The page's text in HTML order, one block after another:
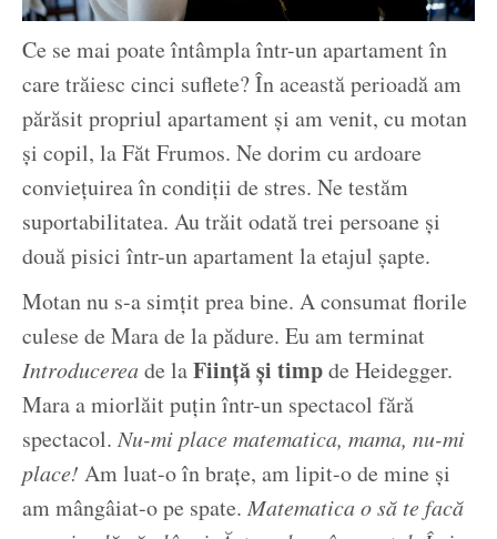
Ce se mai poate întâmpla într-un apartament în
care trăiesc cinci suflete? În această perioadă am
părăsit propriul apartament și am venit, cu motan
și copil, la Făt Frumos. Ne dorim cu ardoare
conviețuirea în condiții de stres. Ne testăm
suportabilitatea. Au trăit odată trei persoane și
două pisici într-un apartament la etajul șapte.
Motan nu s-a simțit prea bine. A consumat florile
culese de Mara de la pădure. Eu am terminat
Introducereade laFiință și timpde Heidegger.
Mara a miorlăit puțin într-un spectacol fără
spectacol.Nu-mi place matematica, mama, nu-mi
place! Am luat-o în brațe, am lipit-o de mine și
am mângâiat-o pe spate. Matematica o să te facă